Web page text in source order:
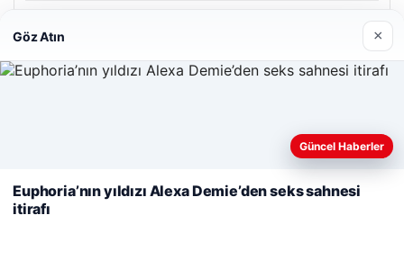
Web sitemizi nasıl kullandığınızı daha iyi anlayabilmek,
kullanıyoruz.
Çerez Politikamız
Reddet
Göz Atın ×
Güncel Haberler
Euphoria’nın yıldızı Alexa Demie’den seks sahnesi
itirafı